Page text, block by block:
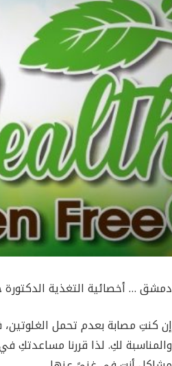
دمشق … أخصائية التغذية الدكتورة
إن كنتِ مصابة بعدم تحمل
والمناسبة لكِ. لذا قررنا مساعدتكِ